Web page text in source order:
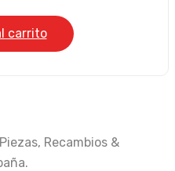
€.
carrito
Recambios &